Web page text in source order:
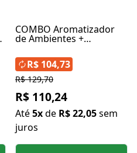
COMBO Aromatizador
de Ambientes +
Creme para Mãos e
Braços - Magic Provence
R$ 129,70
R$ 110,24
Até5xde R$ 22,05sem
juros
R$ 104,73